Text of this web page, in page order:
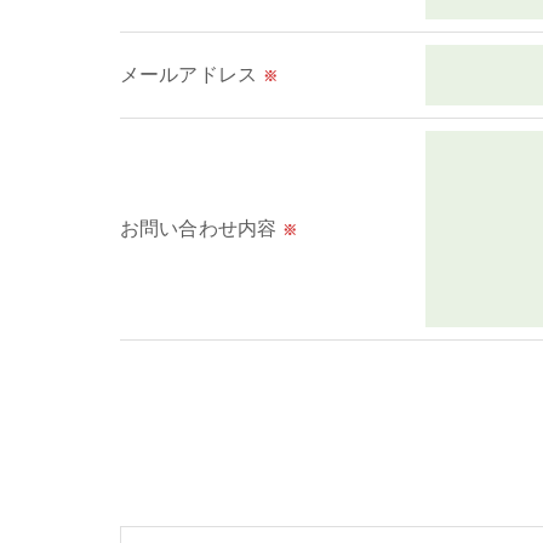
当社では、個人情報の漏洩等がなされない
＜個人情報を与えなかった場合に生じる結果
当社では、お客様の個人情報の開示･訂正･削
メールアドレス ※
お問い合わせ内容 ※